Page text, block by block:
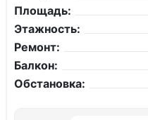
Площадь:
Этажность:
Ремонт:
Балкон:
Обстановка: